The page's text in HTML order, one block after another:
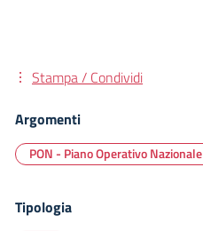
Stampa / Condividi
Argomenti
PON - Piano Operativo Nazionale
Tipologia